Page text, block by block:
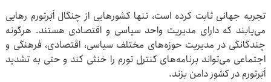
تجربه جهانی ثابت کرده است، تنها کشورهایی از چنگال اَبَرتورم رهایی
می‌یابند که دارای مدیریت واحد سیاسی و اقتصادی هستند. هرگونه
چندگانگی در مدیریت حوزه‌های مختلف سیاسی، اقتصادی، فرهنگی و
اجتماعی می‌تواند برنامه‌های کنترل تورم را خنثی کند و حتی به تشدید
اَبَرتورم در کشور دامن بزند.